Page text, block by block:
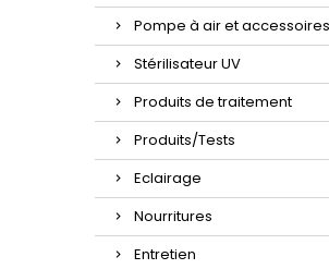
Pompe à air et accessoires
Stérilisateur UV
Produits de traitement
Produits/Tests
Eclairage
Nourritures
Entretien